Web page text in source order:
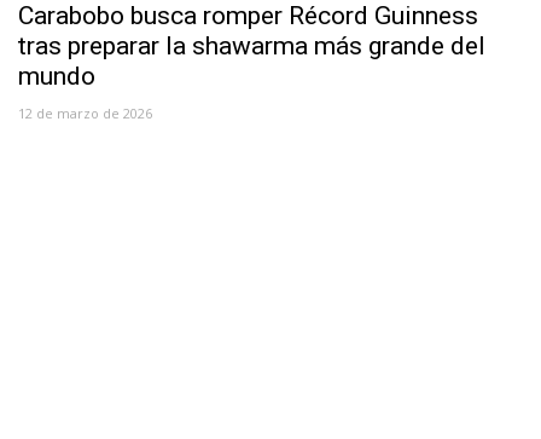
Carabobo busca romper Récord Guinness
tras preparar la shawarma más grande del
mundo
12 de marzo de 2026